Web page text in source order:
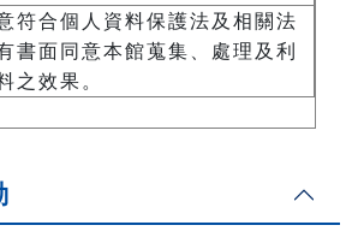
符合個人資料保護法及相關法
書面同意本館蒐集、處理及利
之效果。